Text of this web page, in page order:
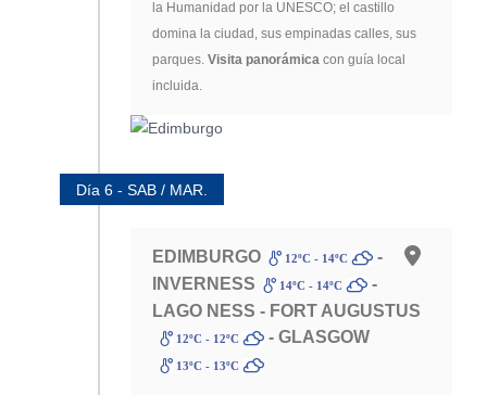
la Humanidad por la UNESCO; el castillo
domina la ciudad, sus empinadas calles, sus
parques. Visita panorámica con guía local
incluida.
Día 6 - SAB / MAR.
EDIMBURGO 12ºC - 14ºC
-
INVERNESS
14ºC - 14ºC
-
LAGO NESS - FORT AUGUSTUS
12ºC - 12ºC - GLASGOW
13ºC - 13ºC